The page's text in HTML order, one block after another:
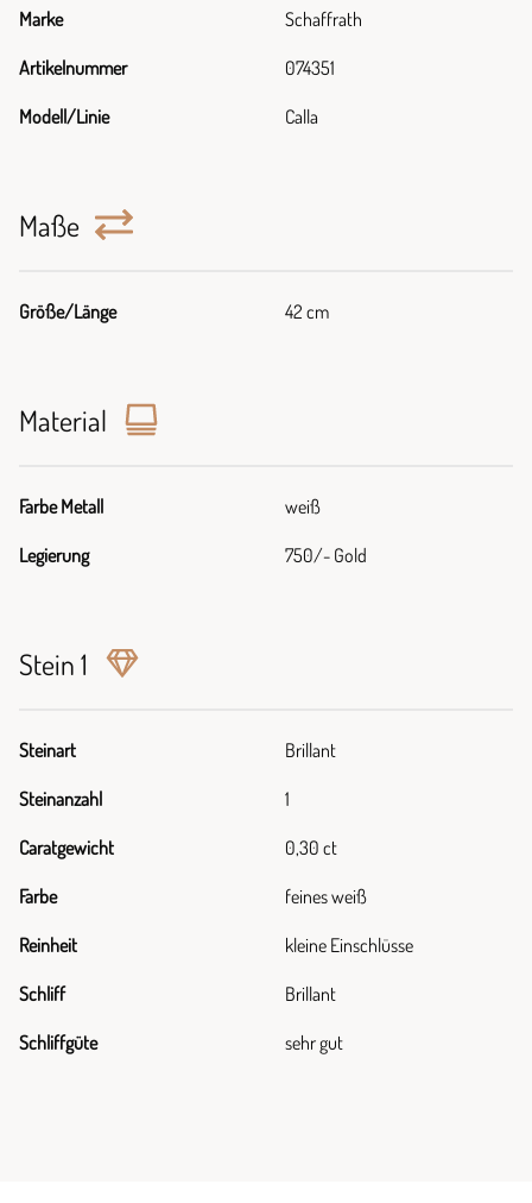
Marke Schaffrath
Artikelnummer 074351
Modell/Linie Calla
Maße
Größe/Länge 42 cm
Material
Farbe Metall weiß
Legierung 750/- Gold
Stein 1
Steinart Brillant
Steinanzahl 1
Caratgewicht 0,30 ct
Farbe feines weiß
Reinheit kleine Einschlüsse
Schliff Brillant
Schliffgüte sehr gut